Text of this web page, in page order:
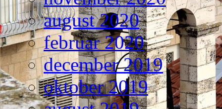
august 2020
februar 2020
december 2019
oktober 2019